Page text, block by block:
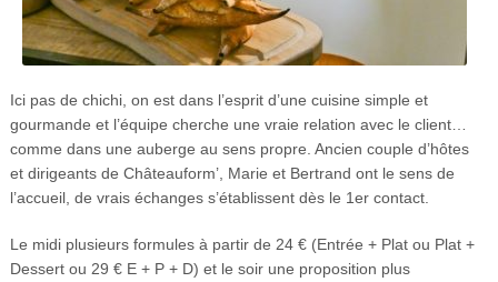
Ici pas de chichi, on est dans l’esprit d’une cuisine simple et
gourmande et l’équipe cherche une vraie relation avec le client…
comme dans une auberge au sens propre. Ancien couple d’hôtes
et dirigeants de Châteauform’, Marie et Bertrand ont le sens de
l’accueil, de vrais échanges s’établissent dès le 1er contact.
Le midi plusieurs formules à partir de 24 € (Entrée + Plat ou Plat +
Dessert ou 29 € E + P + D) et le soir une proposition plus